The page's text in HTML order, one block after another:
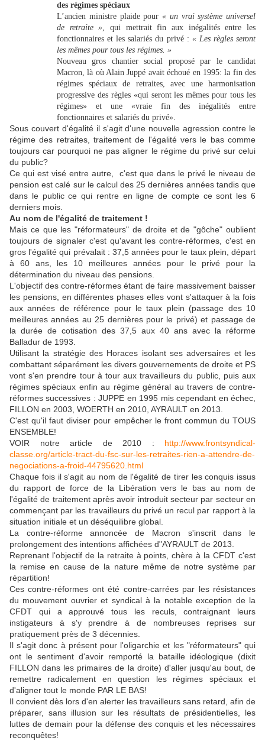
des régimes spéciaux
L’ancien ministre plaide pour « un vrai système universel
de retraite », qui mettrait fin aux inégalités entre les
fonctionnaires et les salariés du privé : « Les règles seront
les mêmes pour tous les régimes. »
Nouveau gros chantier social proposé par le candidat
Macron, là où Alain Juppé avait échoué en 1995: la fin des
régimes spéciaux de retraites, avec une harmonisation
progressive des règles «qui seront les mêmes pour tous les
régimes» et une «vraie fin des inégalités entre
fonctionnaires et salariés du privé».
Sous couvert d'égalité il s'agit d'une nouvelle agression contre le
régime des retraites, traitement de l'égalité vers le bas comme
toujours car pourquoi ne pas aligner le régime du privé sur celui
du public?
Ce qui est visé entre autre, c'est que dans le privé le niveau de
pension est calé sur le calcul des 25 dernières années tandis que
dans le public ce qui rentre en ligne de compte ce sont les 6
derniers mois.
Au nom de l'égalité de traitement !
Mais ce que les "réformateurs" de droite et de "gôche" oublient
toujours de signaler c'est qu'avant les contre-réformes, c'est en
gros l'égalité qui prévalait : 37,5 années pour le taux plein, départ
à 60 ans, les 10 meilleures années pour le privé pour la
détermination du niveau des pensions.
L'objectif des contre-réformes étant de faire massivement baisser
les pensions, en différentes phases elles vont s'attaquer à la fois
aux années de référence pour le taux plein (passage des 10
meilleures années au 25 dernières pour le privé) et passage de
la durée de cotisation des 37,5 aux 40 ans avec la réforme
Balladur de 1993.
Utilisant la stratégie des Horaces isolant ses adversaires et les
combattant séparément les divers gouvernements de droite et PS
vont s'en prendre tour à tour aux travailleurs du public, puis aux
régimes spéciaux enfin au régime général au travers de contre-
réformes successives : JUPPE en 1995 mis cependant en échec,
FILLON en 2003, WOERTH en 2010, AYRAULT en 2013.
C'est qu'il faut diviser pour empêcher le front commun du TOUS
ENSEMBLE!
VOIR notre article de 2010 : http://www.frontsyndical-
classe.org/article-tract-du-fsc-sur-les-retraites-rien-a-attendre-de-
negociations-a-froid-44795620.html
Chaque fois il s'agit au nom de l'égalité de tirer les conquis issus
du rapport de force de la Libération vers le bas au nom de
l'égalité de traitement après avoir introduit secteur par secteur en
commençant par les travailleurs du privé un recul par rapport à la
situation initiale et un déséquilibre global.
La contre-réforme annoncée de Macron s'inscrit dans le
prolongement des intentions affichées d"AYRAULT de 2013.
Reprenant l'objectif de la retraite à points, chère à la CFDT c'est
la remise en cause de la nature même de notre système par
répartition!
Ces contre-réformes ont été contre-carrées par les résistances
du mouvement ouvrier et syndical à la notable exception de la
CFDT qui a approuvé tous les reculs, contraignant leurs
instigateurs à s'y prendre à de nombreuses reprises sur
pratiquement près de 3 décennies.
Il s'agit donc à présent pour l'oligarchie et les "réformateurs" qui
ont le sentiment d'avoir remporté la bataille idéologique (dixit
FILLON dans les primaires de la droite) d'aller jusqu'au bout, de
remettre radicalement en question les régimes spéciaux et
d'aligner tout le monde PAR LE BAS!
Il convient dès lors d'en alerter les travailleurs sans retard, afin de
préparer, sans illusion sur les résultats de présidentielles, les
luttes de demain pour la défense des conquis et les nécessaires
reconquêtes!